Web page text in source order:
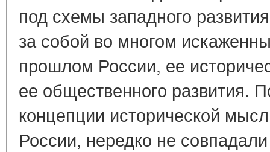
под схемы западного
за собой во многом
прошлом России, ее
ее общественного развития.
концепции исторической
России, нередко не